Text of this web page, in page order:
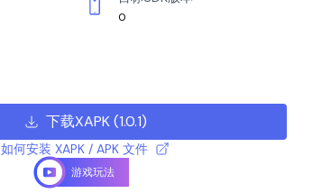
0
下载XAPK(1.0.1)
如何安装 XAPK / APK 文件
游戏玩法